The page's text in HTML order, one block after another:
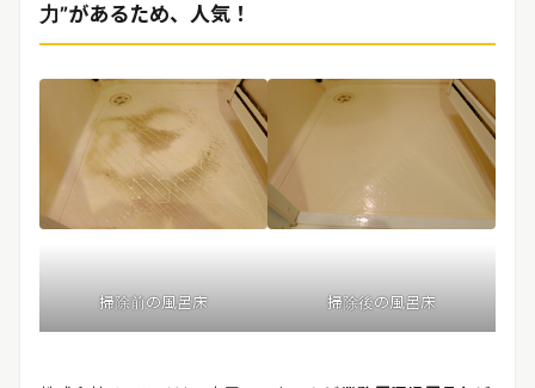
力”があるため、人気！
掃除前の風呂床 掃除後の風呂床